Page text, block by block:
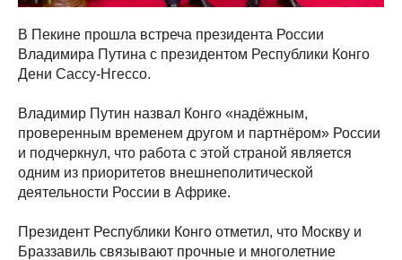
В Пекине прошла встреча президента России
Владимира Путина с президентом Республики Конго
Дени Сассу-Нгессо.
Владимир Путин назвал Конго «надёжным,
проверенным временем другом и партнёром» России
и подчеркнул, что работа с этой страной является
одним из приоритетов внешнеполитической
деятельности России в Африке.
Президент Республики Конго отметил, что Москву и
Браззавиль связывают прочные и многолетние